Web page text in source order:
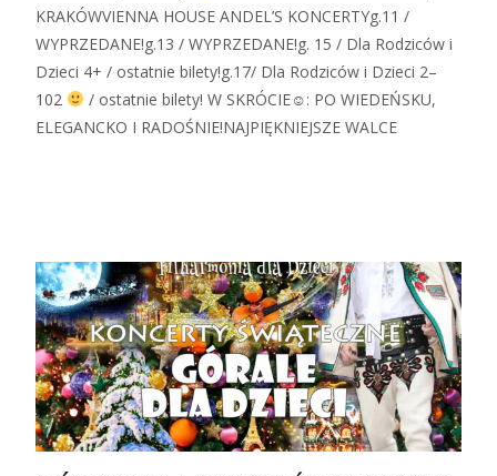
KRAKÓWVIENNA HOUSE ANDEL’S KONCERTYg.11 /
WYPRZEDANE!g.13 / WYPRZEDANE!g. 15 / Dla Rodziców i
Dzieci 4+ / ostatnie bilety!g.17/ Dla Rodziców i Dzieci 2–
102
/ ostatnie bilety! W SKRÓCIE☺: PO WIEDEŃSKU,
ELEGANCKO I RADOŚNIE!NAJPIĘKNIEJSZE WALCE